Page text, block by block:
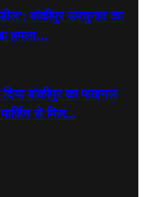
बांकीपुर उपचुनाव का
हमला…
बांकीपुर का फाइनल
से मिल...